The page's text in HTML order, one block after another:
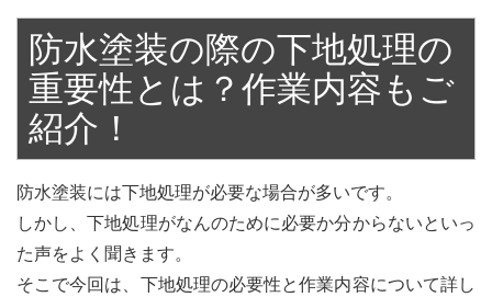
防水塗装の際の下地処理の
重要性とは？作業内容もご
紹介！
防水塗装には下地処理が必要な場合が多いです。
しかし、下地処理がなんのために必要か分からないといっ
た声をよく聞きます。
そこで今回は、下地処理の必要性と作業内容について詳し